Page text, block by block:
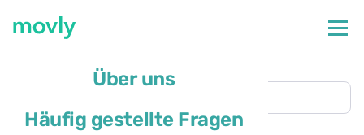
Über uns
Häufig gestellte Fragen
Rückgabe an anderem Ort